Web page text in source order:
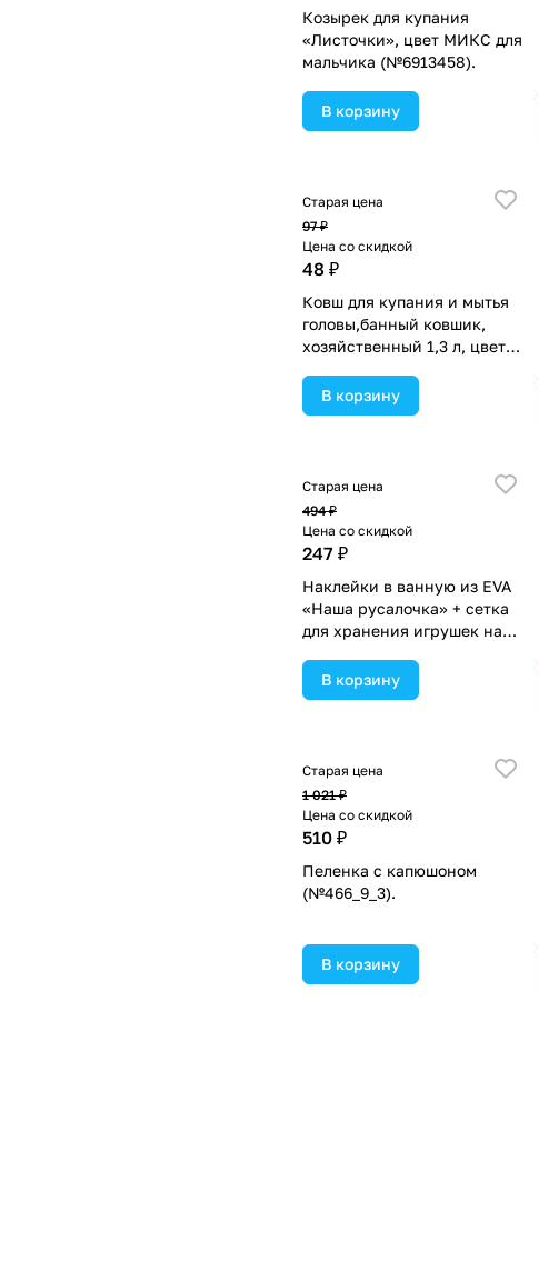
Козырек для купания
«Листочки», цвет МИКС для
мальчика (№6913458).
В корзину
Старая цена
97 ₽
Цена со скидкой
48 ₽
Ковш для купания и мытья
головы,банный ковшик,
хозяйственный 1,3 л, цвет
В корзину
Старая цена
494 ₽
Цена со скидкой
247 ₽
Наклейки в ванную из EVA
«Наша русалочка» + сетка
для хранения игрушек на
В корзину
Старая цена
1 021 ₽
Цена со скидкой
510 ₽
Пеленка с капюшоном
(№466_9_3).
В корзину